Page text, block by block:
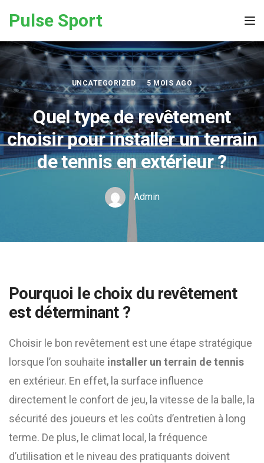
Pulse Sport
UNCATEGORIZED 5 MOIS AGO
Quel type de revêtement
choisir pour installer un terrain
de tennis en extérieur ?
Admin
Pourquoi le choix du revêtement
est déterminant ?
Choisir le bon revêtement est une étape stratégique
lorsque l’on souhaite installer un terrain de tennis
en extérieur. En effet, la surface influence
directement le confort de jeu, la vitesse de la balle, la
sécurité des joueurs et les coûts d’entretien à long
terme. De plus, le climat local, la fréquence
d’utilisation et le niveau des pratiquants doivent